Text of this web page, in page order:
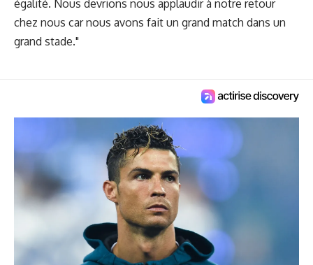
égalité. Nous devrions nous applaudir à notre retour
chez nous car nous avons fait un grand match dans un
grand stade."